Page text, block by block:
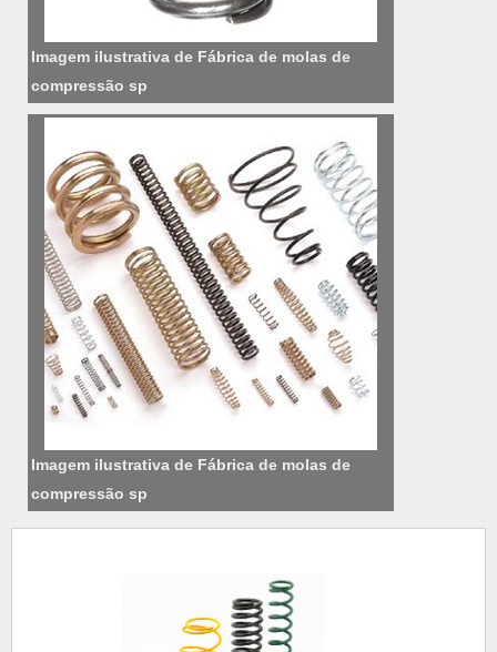
Imagem ilustrativa de Fábrica de molas de
compressão sp
Imagem ilustrativa de Fábrica de molas de
compressão sp